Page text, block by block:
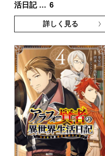
活日記 … 6
詳しく見る